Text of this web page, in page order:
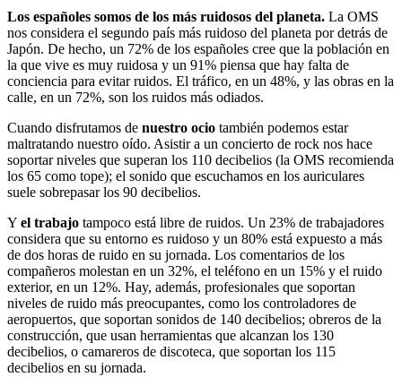
Los españoles somos de los más ruidosos del planeta. La OMS
nos considera el segundo país más ruidoso del planeta por detrás de
Japón. De hecho, un 72% de los españoles cree que la población en
la que vive es muy ruidosa y un 91% piensa que hay falta de
conciencia para evitar ruidos. El tráfico, en un 48%, y las obras en la
calle, en un 72%, son los ruidos más odiados.
Cuando disfrutamos de nuestro ocio también podemos estar
maltratando nuestro oído. Asistir a un concierto de rock nos hace
soportar niveles que superan los 110 decibelios (la OMS recomienda
los 65 como tope); el sonido que escuchamos en los auriculares
suele sobrepasar los 90 decibelios.
Y el trabajo tampoco está libre de ruidos. Un 23% de trabajadores
considera que su entorno es ruidoso y un 80% está expuesto a más
de dos horas de ruido en su jornada. Los comentarios de los
compañeros molestan en un 32%, el teléfono en un 15% y el ruido
exterior, en un 12%. Hay, además, profesionales que soportan
niveles de ruido más preocupantes, como los controladores de
aeropuertos, que soportan sonidos de 140 decibelios; obreros de la
construcción, que usan herramientas que alcanzan los 130
decibelios, o camareros de discoteca, que soportan los 115
decibelios en su jornada.